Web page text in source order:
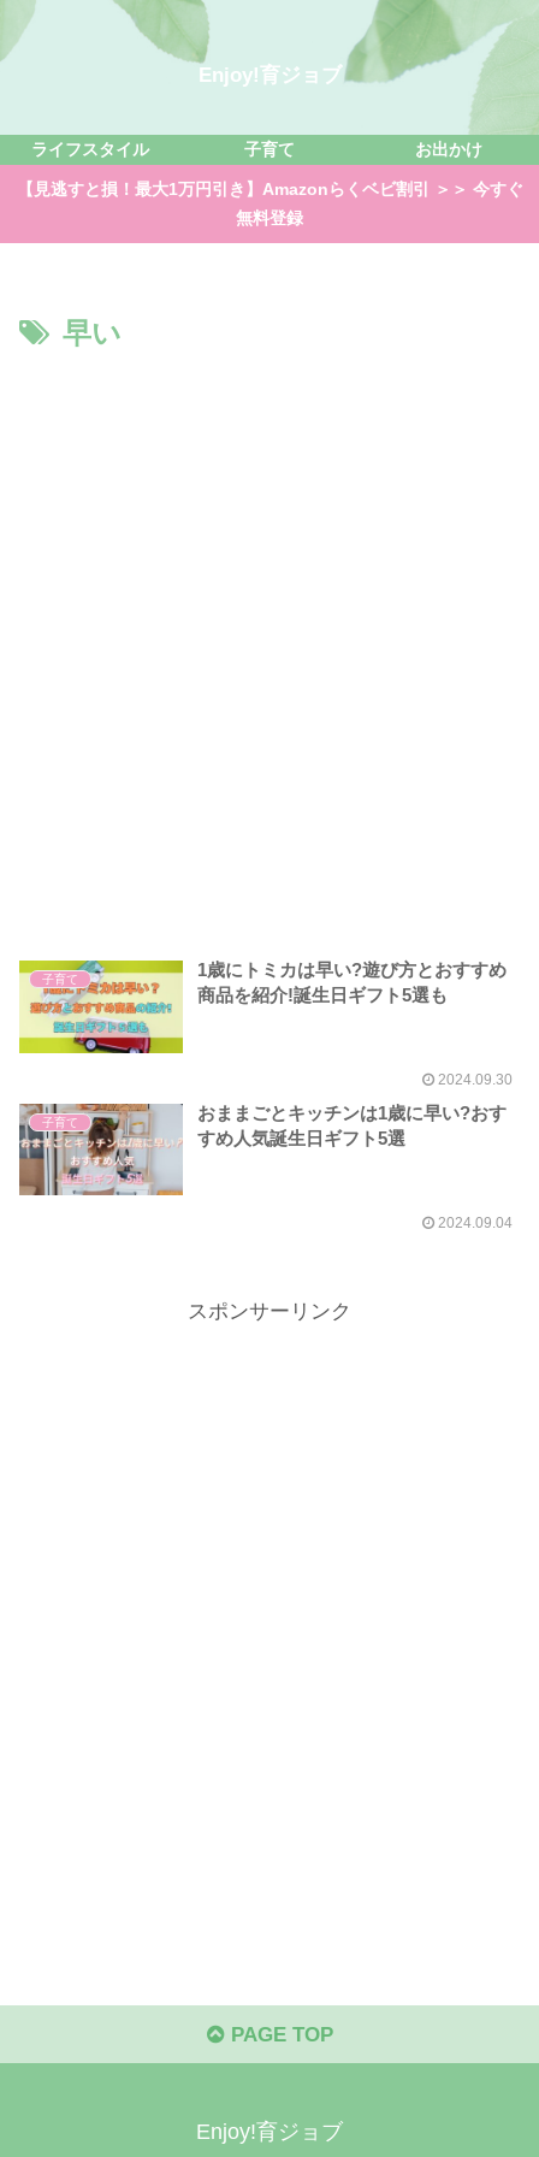
Enjoy!育ジョブ
ライフスタイル 子育て お出かけ
【見逃すと損！最大1万円引き】Amazonらくベビ割引 ＞＞ 今すぐ
無料登録
早い
子育て
1歳にトミカは早い?遊び方とおすすめ
商品を紹介!誕生日ギフト5選も
2024.09.30
子育て
おままごとキッチンは1歳に早い?おす
すめ人気誕生日ギフト5選
2024.09.04
スポンサーリンク
PAGE TOP
Enjoy!育ジョブ